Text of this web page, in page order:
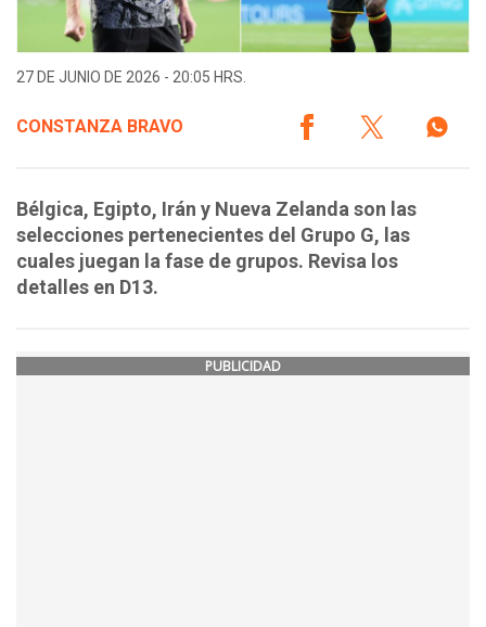
27 DE JUNIO DE 2026 - 20:05 HRS.
CONSTANZA BRAVO
Bélgica, Egipto, Irán y Nueva Zelanda son las
selecciones pertenecientes del Grupo G, las
cuales juegan la fase de grupos. Revisa los
detalles en D13.
PUBLICIDAD